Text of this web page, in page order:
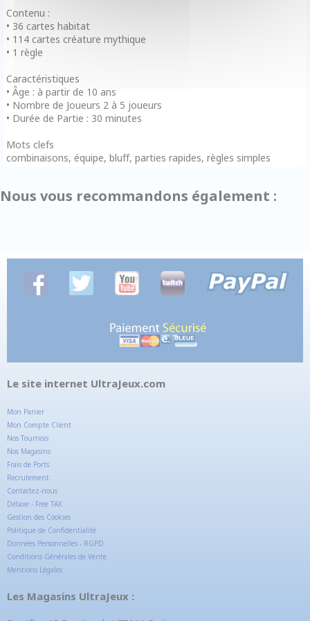
Contenu :
• 36 cartes habitat
• 114 cartes créature mythique
• 1 règle
Caractéristiques
• Âge : à partir de 10 ans
• Nombre de Joueurs 2 à 5 joueurs
• Durée de Partie : 30 minutes
Mots clefs
combinaisons, équipe, bluff, parties rapides, règles simples
Nous vous recommandons également :
Le site internet UltraJeux.com
Mon Panier
Mon Compte Client
Nos Tournois
Nos Magasins
Frais de Ports
Recrutement
Contactez-nous
Détaxe - Free TAX
Gestion des Cookies
Politique de Confidentialité
Données Personnelles - RGPD
Conditions Générales de Vente
Mentions Légales
Les Magasins UltraJeux :